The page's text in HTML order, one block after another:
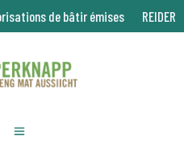
de bâtir émises REIDER